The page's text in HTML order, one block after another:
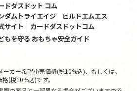
ドダスドット コム
ダムトライエイジ ビルドエムエス
サイト│カードダスドットコム
もを守る おもちゃ安全ガイド
カー希望小売価格(税10%込)、もしくは、
(税10%込)です。